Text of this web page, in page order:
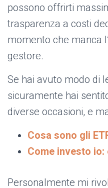
possono offrirti
trasparenza a costi
momento che manca
gestore.
Se hai avuto modo di
sicuramente hai
diverse occasioni, e
Cosa sono gli
Come investo
Personalmente mi